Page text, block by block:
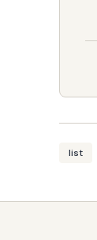
list